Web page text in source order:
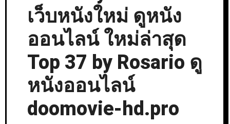
เว็บหนังใหม่ ดูหนัง
ออนไลน์ ใหม่ล่าสุด
Top 37 by Rosario ดู
หนังออนไลน์
doomovie-hd.pro